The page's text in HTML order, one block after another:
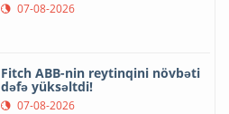
07-08-2026
Fitch ABB-nin reytinqini növbəti
dəfə yüksəltdi!
07-08-2026